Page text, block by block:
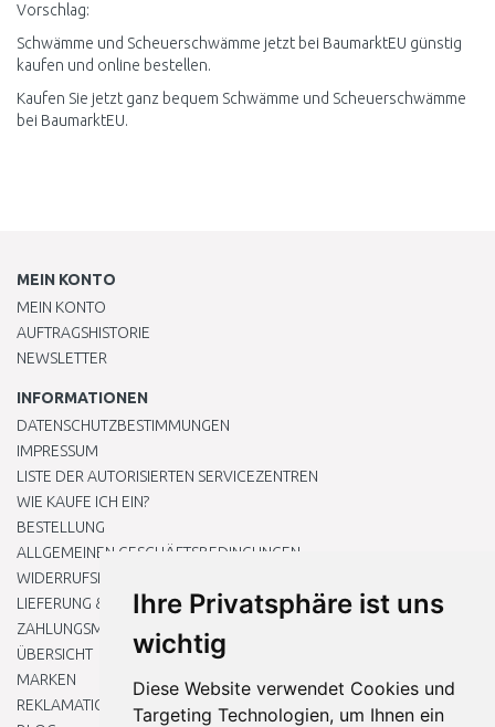
Ihre Privatsphäre ist uns
wichtig
Diese Website verwendet Cookies und
Targeting Technologien, um Ihnen ein
Vorschlag:
Schwämme und Scheuerschwämme jetzt bei BaumarktEU günstig
kaufen und online bestellen.
Kaufen Sie jetzt ganz bequem Schwämme und Scheuerschwämme
bei BaumarktEU.
MEIN KONTO
MEIN KONTO
AUFTRAGSHISTORIE
NEWSLETTER
INFORMATIONEN
DATENSCHUTZBESTIMMUNGEN
IMPRESSUM
LISTE DER AUTORISIERTEN SERVICEZENTREN
WIE KAUFE ICH EIN?
BESTELLUNG
ALLGEMEINEN GESCHÄFTSBEDINGUNGEN
WIDERRUFSRECHT
LIEFERUNG & ZAHLUNG
ZAHLUNGSMETHODEN
ÜBERSICHT
MARKEN
REKLAMATIONEN UND RETOUREN